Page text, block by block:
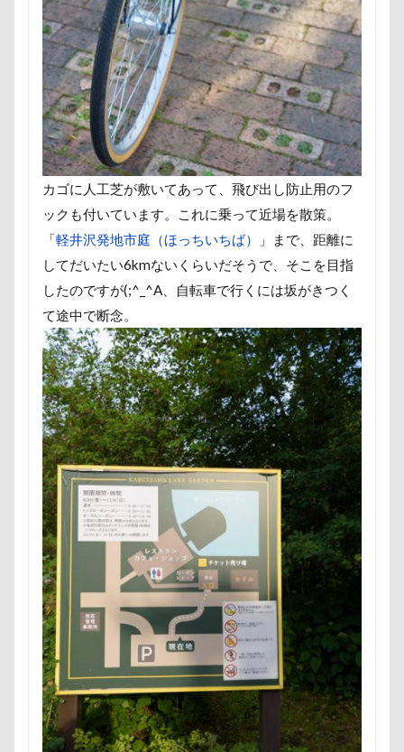
カゴに人工芝が敷いてあって、飛び出し防止用のフ
ックも付いています。これに乗って近場を散策。
「軽井沢発地市庭（ほっちいちば）
」まで、距離に
してだいたい6kmないくらいだそうで、そこを目指
したのですが(;^_^A、自転車で行くには坂がきつく
て途中で断念。
さいたま市
ご褒美
すっとぼけ
ごんたろうくん
ごみ好き
ごちそう
こまざわフルーツファーム
この顔が好き
こそどろ部
ここちゃん
ここあちゃん
こいずみ動物病院
すすきちゃん
すばる0才
せんたろうくん
すばるん卓上カレンダー
せくし～
ずぼら
すーぱーひーろー
すももちゃん
すばる父
すばる母
すばる号
すばる兄弟
すばる10才
すばるなクローゼット
すばる9才
すばる7才
すばる6才
すばる5才
すばる4才
すばる3才
すばる2才
すばる1才
ぶなの湯
ほうとう
くんくんゲーム アゴ
アプリ
アビーちゃん
アネラ
アニマルコミュニケーター
アニマルキャップ
アニマルオブジェ
アトリエワフ
アトリエイマージュ
アジリティ
アクリルキーホルダー
アミーゴ ワン カフェ
アクセサリー
アクアライン
アキラくん
アウトレット
アウトドア
アイリスオーヤマ
アイムス
アイス
アポロくん
アメリカンコッカー
わん宿うの浜館
アンジェロくん
イチゴ
イケメン
イオンペットショップ
アールくん